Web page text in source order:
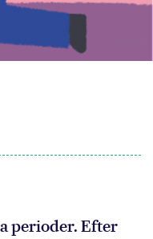
perioder. Efter